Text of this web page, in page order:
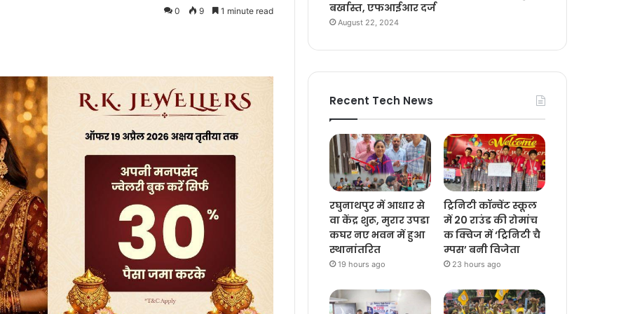
0 9 1 minute read
बर्खास्त, एफआईआर दर्ज
August 22, 2024
Recent Tech News
रघुनाथपुर में आधार से
वा केंद्र शुरू, मुरार उपडा
कघर नए भवन में हुआ
स्थानांतरित
19 hours ago
ट्रिनिटी कॉन्वेंट स्कूल
में 20 राउंड की रोमांच
क क्विज में ‘ट्रिनिटी चै
म्पस’ बनी विजेता
23 hours ago